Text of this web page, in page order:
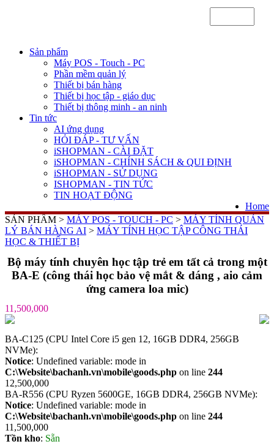
Sản phẩm
Máy POS - Touch - PC
Phần mềm quản lý
Thiết bị bán hàng
Thiết bị học tập - giáo dục
Thiết bị thông minh - an ninh
Tin tức
AI ứng dụng
HỎI ĐÁP - TƯ VẤN
iSHOPMAN - CÀI ĐẶT
iSHOPMAN - CHÍNH SÁCH & QUI ĐỊNH
iSHOPMAN - SỬ DỤNG
ISHOPMAN - TIN TỨC
TIN HOẠT ĐỘNG
Home
SẢN PHẨM > MÁY POS - TOUCH - PC > MÁY TÍNH QUẢN
LÝ BÁN HÀNG AI > MÁY TÍNH HỌC TẬP CÔNG THÁI
HỌC & THIẾT BỊ
Bộ máy tính chuyên học tập trẻ em tất cả trong một
BA-E (công thái học bảo vệ mắt & dáng , aio cảm
ứng camera loa mic)
11,500,000
BA-C125 (CPU Intel Core i5 gen 12, 16GB DDR4, 256GB
NVMe):
Notice: Undefined variable: mode in
C:\Website\bachanh.vn\mobile\goods.php on line 244
12,500,000
BA-R556 (CPU Ryzen 5600GE, 16GB DDR4, 256GB NVMe):
Notice: Undefined variable: mode in
C:\Website\bachanh.vn\mobile\goods.php on line 244
11,500,000
Tồn kho: Sẵn